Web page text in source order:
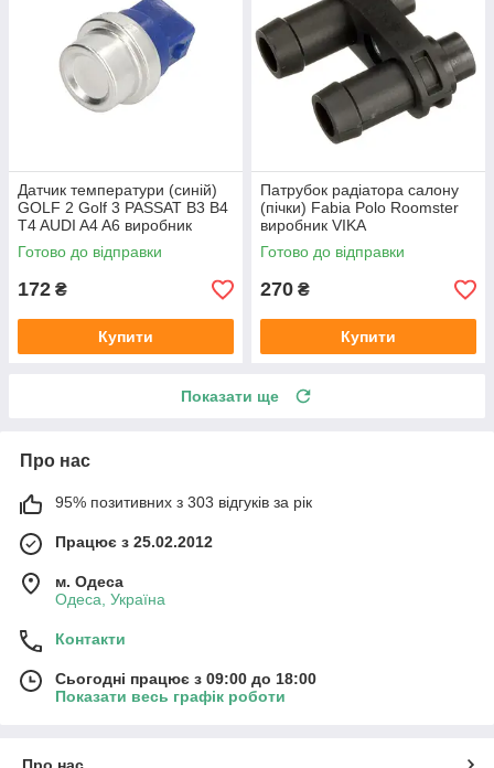
Датчик температури (синій)
GOLF 2 Golf 3 PASSAT B3 B4
T4 AUDI A4 A6 виробник
Topran Німеччина
Готово до відправки
172 ₴
Купити
Патрубок радіатора салону
(пічки) Fabia Polo Roomster
виробник VIKA
Готово до відправки
270 ₴
Купити
Показати ще
Про нас
95% позитивних з 303 відгуків за рік
Працює з 25.02.2012
м. Одеса
Одеса, Україна
Контакти
Сьогодні працює з 09:00 до 18:00
Показати весь графік роботи